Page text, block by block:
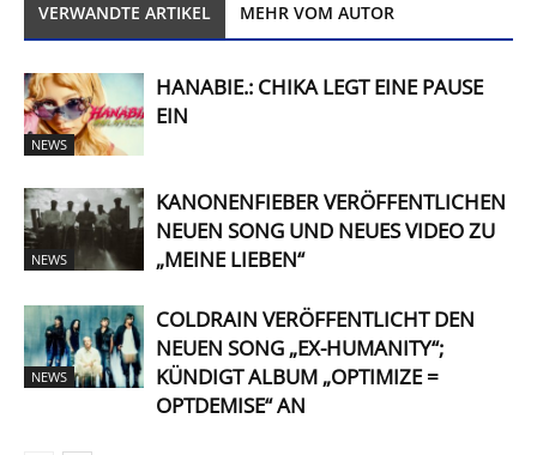
VERWANDTE ARTIKEL MEHR VOM AUTOR
NEWS
HANABIE.: CHIKA LEGT EINE PAUSE
EIN
NEWS
KANONENFIEBER VERÖFFENTLICHEN
NEUEN SONG UND NEUES VIDEO ZU
„MEINE LIEBEN“
NEWS
COLDRAIN VERÖFFENTLICHT DEN
NEUEN SONG „EX-HUMANITY“;
KÜNDIGT ALBUM „OPTIMIZE =
OPTDEMISE“ AN